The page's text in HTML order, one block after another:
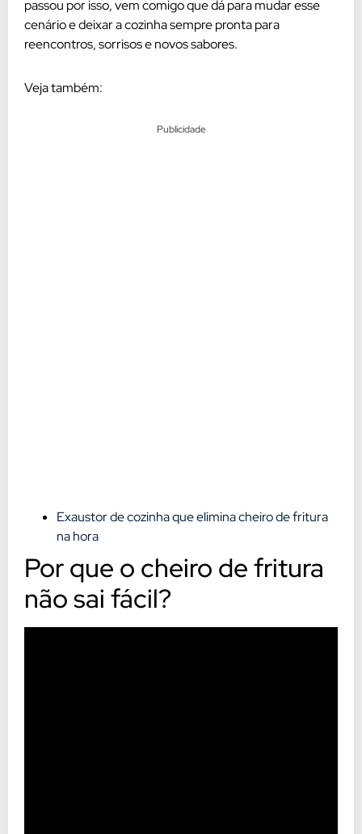
passou por isso, vem comigo que dá para mudar esse
cenário e deixar a cozinha sempre pronta para
reencontros, sorrisos e novos sabores.
Veja também:
Publicidade
Exaustor de cozinha que elimina cheiro de fritura
na hora
Por que o cheiro de fritura
não sai fácil?